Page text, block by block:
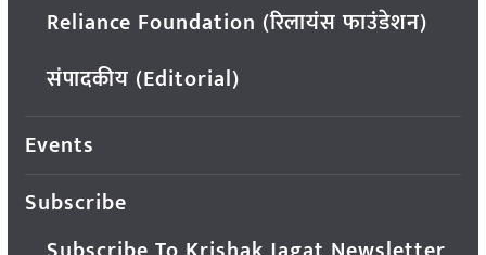
Reliance Foundation (रिलायंस फाउंडेशन)
संपादकीय (Editorial)
Events
Subscribe